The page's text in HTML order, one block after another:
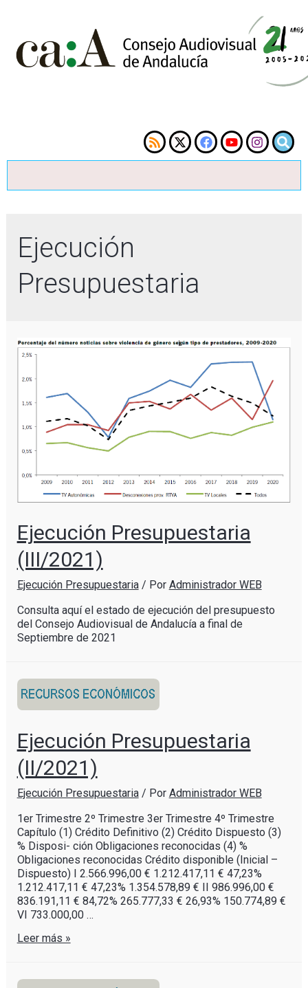
Ejecución
Presupuestaria
Ejecución Presupuestaria
(III/2021)
Ejecución Presupuestaria/ Por Administrador WEB
Consulta aquí el estado de ejecución del presupuesto
del Consejo Audiovisual de Andalucía a final de
Septiembre de 2021
Ejecución Presupuestaria
(II/2021)
Ejecución Presupuestaria/ Por Administrador WEB
1er Trimestre 2º Trimestre 3er Trimestre 4º Trimestre
Capítulo (1) Crédito Definitivo (2) Crédito Dispuesto (3)
% Disposi- ción Obligaciones reconocidas (4) %
Obligaciones reconocidas Crédito disponible (Inicial –
Dispuesto) I 2.566.996,00 € 1.212.417,11 € 47,23%
1.212.417,11 € 47,23% 1.354.578,89 € II 986.996,00 €
836.191,11 € 84,72% 265.777,33 € 26,93% 150.774,89 €
VI 733.000,00 …
Leer más »